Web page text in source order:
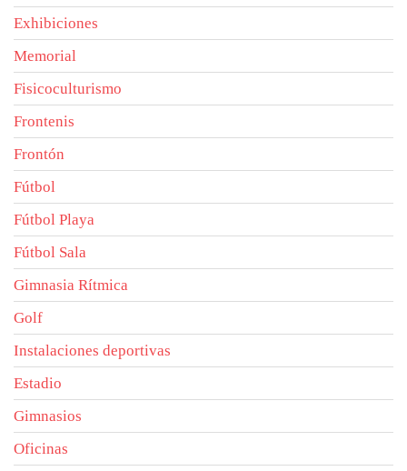
Exhibiciones
Memorial
Fisicoculturismo
Frontenis
Frontón
Fútbol
Fútbol Playa
Fútbol Sala
Gimnasia Rítmica
Golf
Instalaciones deportivas
Estadio
Gimnasios
Oficinas